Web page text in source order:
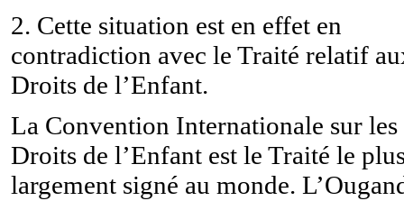
2. Cette situation est en effet en
contradiction avec le Traité relatif
Droits de l’Enfant.
La Convention Internationale sur les
Droits de l’Enfant est le Traité le
largement signé au monde.